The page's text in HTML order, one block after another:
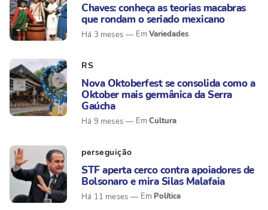
Chaves: conheça as teorias macabras
que rondam o seriado mexicano
Há 3 meses Variedades
RS
Nova Oktoberfest se consolida como a
Oktober mais germânica da Serra
Gaúcha
Há 9 meses Cultura
perseguição
STF aperta cerco contra apoiadores de
Bolsonaro e mira Silas Malafaia
Há 11 meses Política